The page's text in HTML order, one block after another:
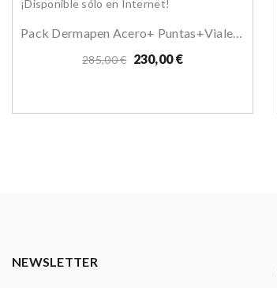
¡Disponible sólo en Internet!
Pack Dermapen Acero+ Puntas+viales+curso Online
285,00 € 230,00 €
NEWSLETTER